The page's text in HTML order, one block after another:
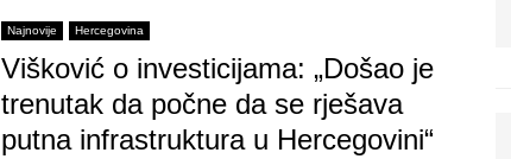
Najnovije Hercegovina
Višković o investicijama: „Došao je
trenutak da počne da se rješava
putna infrastruktura u Hercegovini“